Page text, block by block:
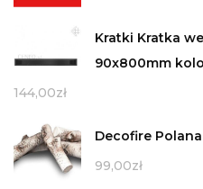
Kratki Kratka
90x800mm
144,00zł
Decofire
99,00zł